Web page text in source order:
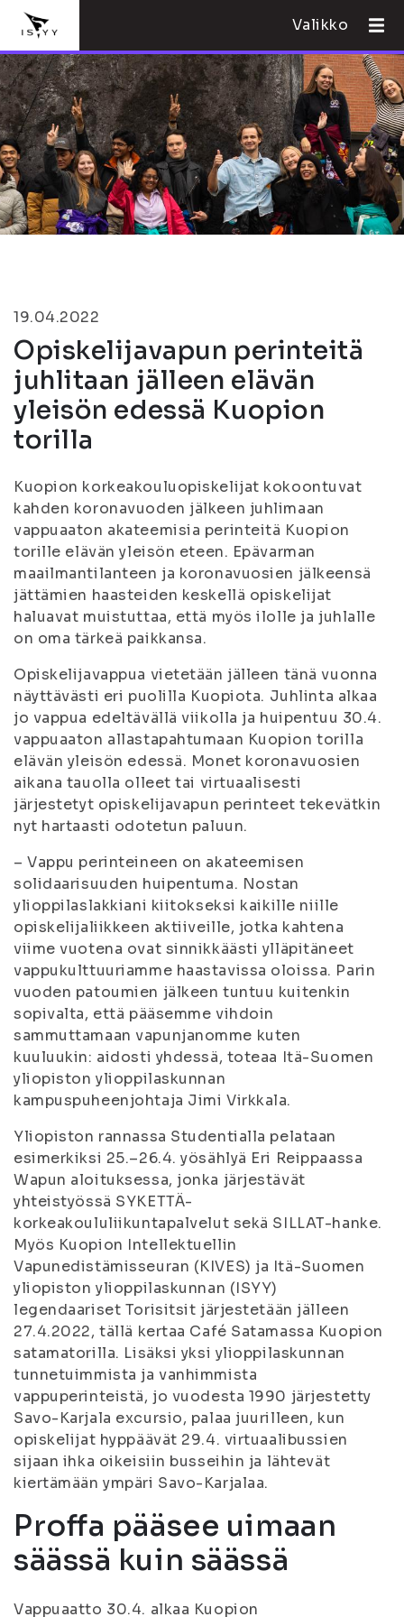
Valikko
19.04.2022
Opiskelijavapun perinteitä
juhlitaan jälleen elävän
yleisön edessä Kuopion
torilla
Kuopion korkeakouluopiskelijat kokoontuvat
kahden koronavuoden jälkeen juhlimaan
vappuaaton akateemisia perinteitä Kuopion
torille elävän yleisön eteen. Epävarman
maailmantilanteen ja koronavuosien jälkeensä
jättämien haasteiden keskellä opiskelijat
haluavat muistuttaa, että myös ilolle ja juhlalle
on oma tärkeä paikkansa.
Opiskelijavappua vietetään jälleen tänä vuonna
näyttävästi eri puolilla Kuopiota. Juhlinta alkaa
jo vappua edeltävällä viikolla ja huipentuu 30.4.
vappuaaton allastapahtumaan Kuopion torilla
elävän yleisön edessä. Monet koronavuosien
aikana tauolla olleet tai virtuaalisesti
järjestetyt opiskelijavapun perinteet tekevätkin
nyt hartaasti odotetun paluun.
– Vappu perinteineen on akateemisen
solidaarisuuden huipentuma. Nostan
ylioppilaslakkiani kiitokseksi kaikille niille
opiskelijaliikkeen aktiiveille, jotka kahtena
viime vuotena ovat sinnikkäästi ylläpitäneet
vappukulttuuriamme haastavissa oloissa. Parin
vuoden patoumien jälkeen tuntuu kuitenkin
sopivalta, että pääsemme vihdoin
sammuttamaan vapunjanomme kuten
kuuluukin: aidosti yhdessä, toteaa Itä-Suomen
yliopiston ylioppilaskunnan
kampuspuheenjohtaja Jimi Virkkala.
Yliopiston rannassa Studentialla pelataan
esimerkiksi 25.–26.4. yösählyä Eri Reippaassa
Wapun aloituksessa, jonka järjestävät
yhteistyössä SYKETTÄ-
korkeakoululiikuntapalvelut sekä SILLAT-hanke.
Myös Kuopion Intellektuellin
Vapunedistämisseuran (KIVES) ja Itä-Suomen
yliopiston ylioppilaskunnan (ISYY)
legendaariset Torisitsit järjestetään jälleen
27.4.2022, tällä kertaa Café Satamassa Kuopion
satamatorilla. Lisäksi yksi ylioppilaskunnan
tunnetuimmista ja vanhimmista
vappuperinteistä, jo vuodesta 1990 järjestetty
Savo-Karjala excursio, palaa juurilleen, kun
opiskelijat hyppäävät 29.4. virtuaalibussien
sijaan ihka oikeisiin busseihin ja lähtevät
kiertämään ympäri Savo-Karjalaa.
Proffa pääsee uimaan
säässä kuin säässä
Vappuaatto 30.4. alkaa Kuopion